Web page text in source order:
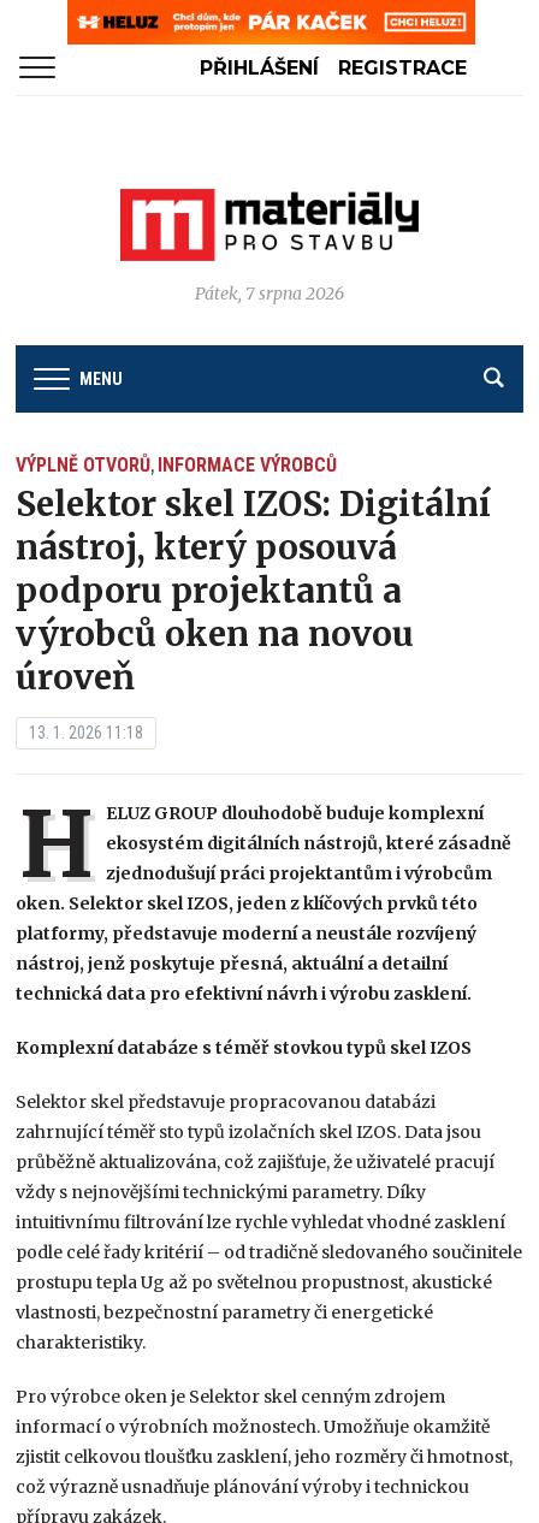
PŘIHLÁŠENÍ REGISTRACE
Pátek, 7 srpna 2026
MENU
VÝPLNĚ OTVORŮ, INFORMACE VÝROBCŮ
Selektor skel IZOS: Digitální
nástroj, který posouvá
podporu projektantů a
výrobců oken na novou
úroveň
13. 1. 2026 11:18
H ELUZ GROUP dlouhodobě buduje komplexní
ekosystém digitálních nástrojů, které zásadně
zjednodušují práci projektantům i výrobcům
oken. Selektor skel IZOS, jeden z klíčových prvků této
platformy, představuje moderní a neustále rozvíjený
nástroj, jenž poskytuje přesná, aktuální a detailní
technická data pro efektivní návrh i výrobu zasklení.
Komplexní databáze s téměř stovkou typů skel IZOS
Selektor skel představuje propracovanou databázi
zahrnující téměř sto typů izolačních skel IZOS. Data jsou
průběžně aktualizována, což zajišťuje, že uživatelé pracují
vždy s nejnovějšími technickými parametry. Díky
intuitivnímu filtrování lze rychle vyhledat vhodné zasklení
podle celé řady kritérií – od tradičně sledovaného součinitele
prostupu tepla Ug až po světelnou propustnost, akustické
vlastnosti, bezpečnostní parametry či energetické
charakteristiky.
Pro výrobce oken je Selektor skel cenným zdrojem
informací o výrobních možnostech. Umožňuje okamžitě
zjistit celkovou tloušťku zasklení, jeho rozměry či hmotnost,
což výrazně usnadňuje plánování výroby i technickou
přípravu zakázek.